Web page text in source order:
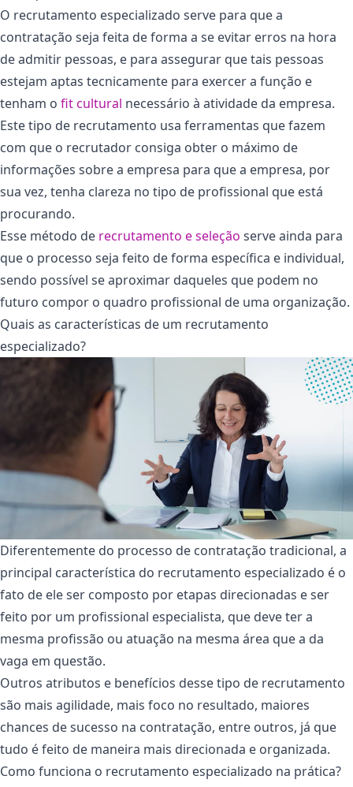
O recrutamento especializado serve para que a
contratação seja feita de forma a se evitar erros na hora
de admitir pessoas, e para assegurar que tais pessoas
estejam aptas tecnicamente para exercer a função e
tenham o fit cultural necessário à atividade da empresa.
Este tipo de recrutamento usa ferramentas que fazem
com que o recrutador consiga obter o máximo de
informações sobre a empresa para que a empresa, por
sua vez, tenha clareza no tipo de profissional que está
procurando.
Esse método de recrutamento e seleção serve ainda para
que o processo seja feito de forma específica e individual,
sendo possível se aproximar daqueles que podem no
futuro compor o quadro profissional de uma organização.
Quais as características de um recrutamento
especializado?
Diferentemente do processo de contratação tradicional, a
principal característica do recrutamento especializado é o
fato de ele ser composto por etapas direcionadas e ser
feito por um profissional especialista, que deve ter a
mesma profissão ou atuação na mesma área que a da
vaga em questão.
Outros atributos e benefícios desse tipo de recrutamento
são mais agilidade, mais foco no resultado, maiores
chances de sucesso na contratação, entre outros, já que
tudo é feito de maneira mais direcionada e organizada.
Como funciona o recrutamento especializado na prática?